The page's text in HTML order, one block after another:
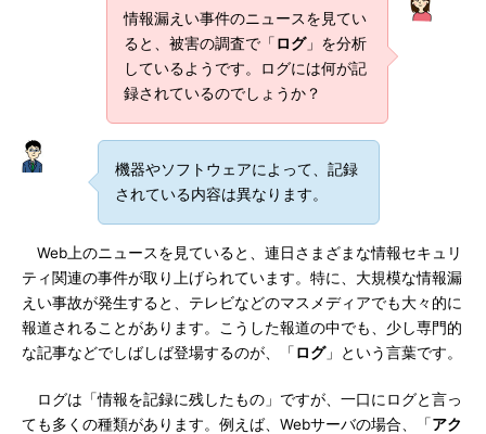
情報漏えい事件のニュースを見てい
ると、被害の調査で「 ログ」を分析
しているようです。ログには何が記
録されているのでしょうか？
機器やソフトウェアによって、記録
されている内容は異なります。
Web上のニュースを見ていると、連日さまざまな情報セキュリ
ティ関連の事件が取り上げられています。特に、大規模な情報漏
えい事故が発生すると、テレビなどのマスメディアでも大々的に
報道されることがあります。こうした報道の中でも、少し専門的
な記事などでしばしば登場するのが、「 ログ」という言葉です。
ログは「情報を記録に残したもの」ですが、一口にログと言っ
ても多くの種類があります。例えば、Webサーバの場合、「アク